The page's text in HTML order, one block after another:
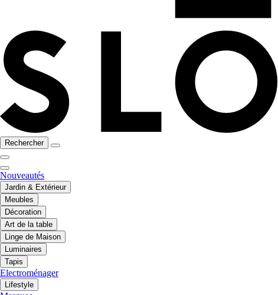
Rechercher
Nouveautés
Jardin & Extérieur
Meubles
Décoration
Art de la table
Linge de Maison
Luminaires
Tapis
Electroménager
Lifestyle